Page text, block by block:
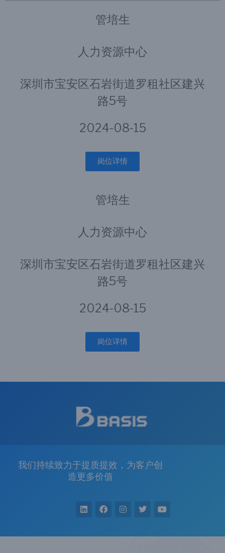
管培生
人力资源中心
深圳市宝安区石岩街道罗租社区建兴
路5号
2024-08-15
岗位详情
管培生
人力资源中心
深圳市宝安区石岩街道罗租社区建兴
路5号
2024-08-15
岗位详情
我们持续致力于提质提效，为客户创
造更多价值